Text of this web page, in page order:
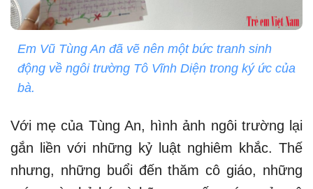
Em Vũ Tùng An đã vẽ nên một bức tranh sinh
động về ngôi trường Tô Vĩnh Diện trong ký ức của
bà.
Với mẹ của Tùng An, hình ảnh ngôi trường lại
gắn liền với những kỷ luật nghiêm khắc. Thế
nhưng, những buổi đến thăm cô giáo, những